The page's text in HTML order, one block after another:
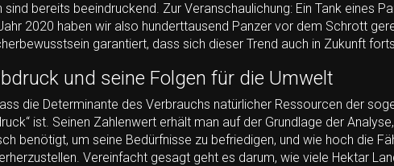
sind bereits beeindruckend. Zur Veranschaulichung: Ein Tank eines
2020 haben wir also hunderttausend Panzer vor dem Schrott
garantiert, dass sich dieser Trend auch in Zukunft
und seine Folgen für die Umwelt
die Determinante des Verbrauchs natürlicher Ressourcen der
ist. Seinen Zahlenwert erhält man auf der Grundlage der
benötigt, um seine Bedürfnisse zu befriedigen, und wie hoch die
Vereinfacht gesagt geht es darum, wie viele Hektar